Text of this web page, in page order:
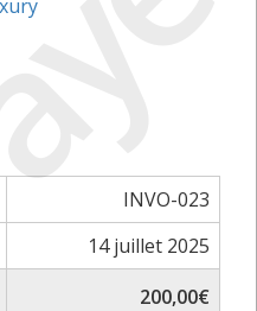
INVO-023
14 juillet 2025
200,00€